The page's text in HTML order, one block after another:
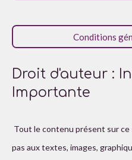
é
t
o
s s
Conditions
Droit d'auteur :
Importante
Tout le contenu présent sur ce
pas aux textes, images,